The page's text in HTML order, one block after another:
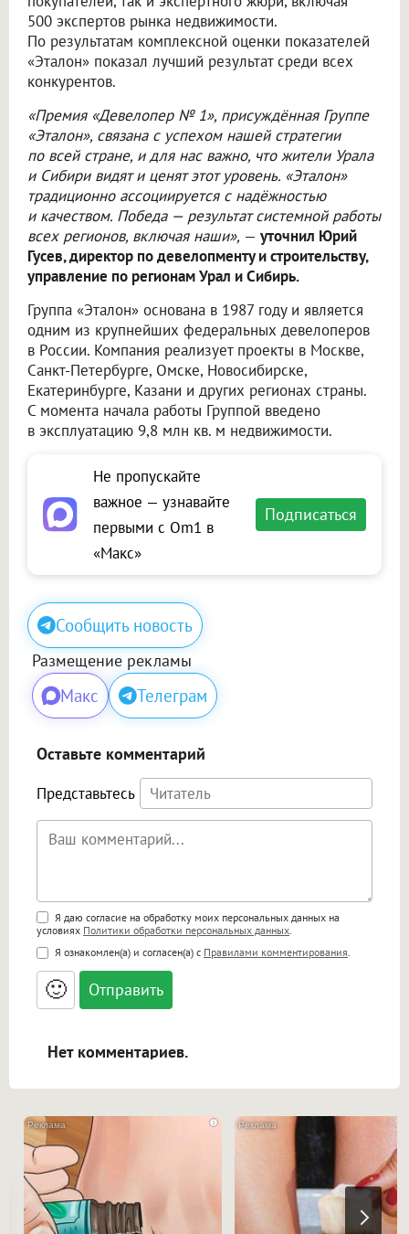
500 экспертов рынка недвижимости.
По результатам комплексной оценки показателей
«Эталон» показал лучший результат среди всех
конкурентов.
«Премия «Девелопер № 1», присуждённая Группе
«Эталон», связана с успехом нашей стратегии
по всей стране, и для нас важно, что жители Урала
и Сибири видят и ценят этот уровень. «Эталон»
традиционно ассоциируется с надёжностью
и качеством. Победа — результат системной работы
всех регионов, включая наши», — уточнил Юрий
Гусев, директор по девелопменту и строительству,
управление по регионам Урал и Сибирь.
Группа «Эталон» основана в 1987 году и является
одним из крупнейших федеральных девелоперов
в России. Компания реализует проекты в Москве,
Санкт-Петербурге, Омске, Новосибирске,
Екатеринбурге, Казани и других регионах страны.
С момента начала работы Группой введено
в эксплуатацию 9,8 млн кв. м недвижимости.
Не пропускайте
важное — узнавайте
первыми с Om1 в
«Макс»
Подписаться
Сообщить новость
Размещение рекламы
Макс Телеграм
Оставьте комментарий
Представьтесь
Поддержка HTML
<b>, <strong>, <u>, <i>, <em>, <s>, <big>,
<small>, <sup>, <sub>, <pre>, <ul>, <ol>, <li>,
<blockquote>, <code> экранирует HTML,
адреса URL автоматически становятся
ссылками, и [img]адрес[/img] будет
Я даю согласие на обработку моих персональных данных на
условиях Политики обработки персональных данных.
Я ознакомлен(а) и согласен(а) с Правилами комментирования.
🙂
Нет комментариев.
i